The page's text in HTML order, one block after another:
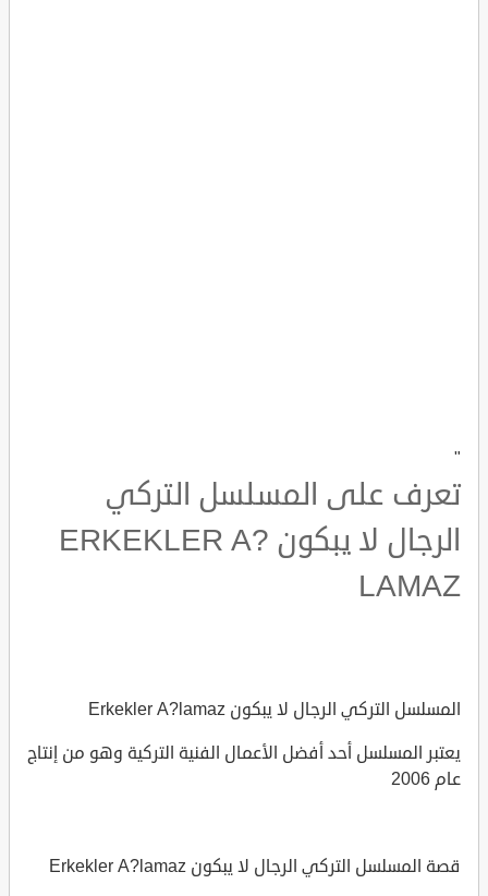
"
تعرف على المسلسل التركي
الرجال لا يبكون ERKEKLER A?
LAMAZ
المسلسل التركي الرجال لا يبكون Erkekler A?lamaz
يعتبر المسلسل أحد أفضل الأعمال الفنية التركية وهو من إنتاج
عام 2006
قصة المسلسل التركي الرجال لا يبكون Erkekler A?lamaz